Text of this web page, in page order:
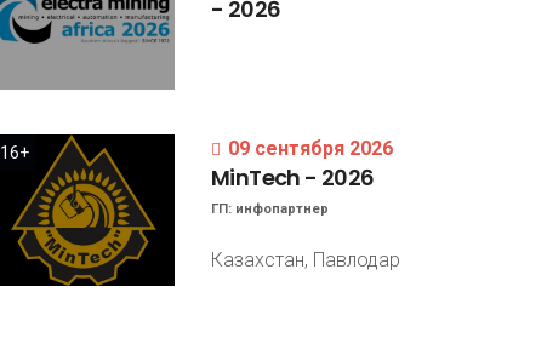
- 2026
16+ 09 сентября 2026
MinTech - 2026
ГП: инфопартнер
Казахстан, Павлодар